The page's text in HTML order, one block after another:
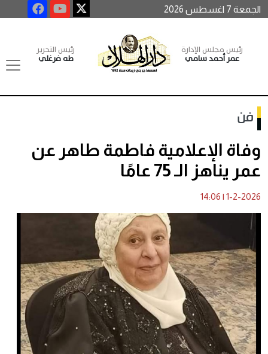
الجمعة 7 اغسطس 2026
رئيس مجلس الإدارة
عمر أحمد سامي
رئيس التحرير
طه فرغلي
فن
وفاة الإعلامية فاطمة طاهر عن
عمر يناهز الـ 75 عامًا
1-2-2026
|
14:06